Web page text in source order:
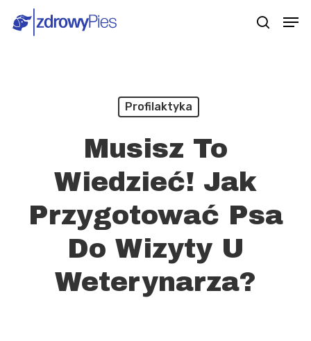
search
Profilaktyka
Musisz To
Wiedzieć! Jak
Przygotować Psa
Do Wizyty U
Weterynarza?